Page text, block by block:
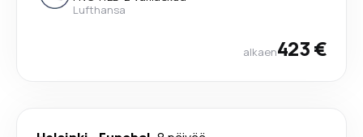
Lufthansa
alkaen423 €